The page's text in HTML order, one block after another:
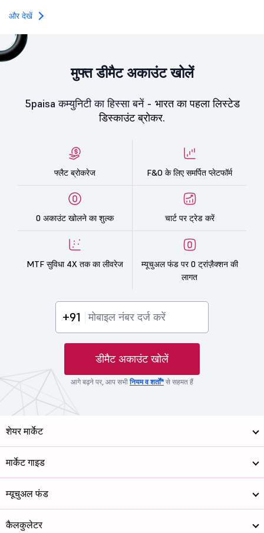
और देखें
मुफ्त डीमैट अकाउंट खोलें
5paisa कम्युनिटी का हिस्सा बनें - भारत का पहला लिस्टेड
डिस्काउंट ब्रोकर.
फ्लैट ब्रोकरेज F&O के लिए समर्पित प्लेटफॉर्म
0 अकाउंट खोलने का शुल्क चार्ट पर ट्रेड करें
MTF सुविधा 4X तक का लीवरेज
म्यूचुअल फंड पर 0 ट्रांज़ैक्शन की
लागत
+91
डीमैट अकाउंट खोलें
आगे बढ़ने पर, आप सभीनियम व शर्तों*से सहमत हैं
शेयर मार्केट
मार्केट गाइड
म्यूचुअल फंड
कैलकुलेटर